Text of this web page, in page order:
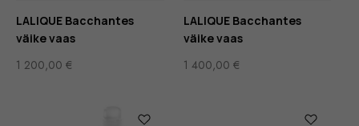
LALIQUE Bacchantes
väike vaas
1 200,00 €
LALIQUE Bacchantes
väike vaas
1 400,00 €